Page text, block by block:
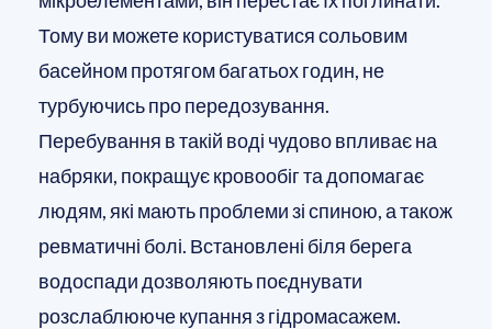
Тому ви можете користуватися сольовим
басейном протягом багатьох годин, не
турбуючись про передозування.
Перебування в такій воді чудово впливає на
набряки, покращує кровообіг та допомагає
людям, які мають проблеми зі спиною, а також
ревматичні болі. Встановлені біля берега
водоспади дозволяють поєднувати
розслаблююче купання з гідромасажем.